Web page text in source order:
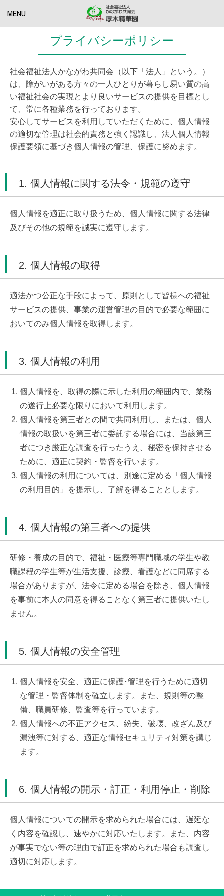
MENU
プライバシーポリシー
社会福祉法人かながわ共同会（以下「法人」という。）
は、障がいがある方々の一人ひとりが暮らし易い質の高
い福祉社会の実現とより良いサービスの提供を目標とし
て、常に各種業務を行っております。
安心してサービスを利用していただくために、個人情報
の適切な管理は社会的責務と強く認識し、法人個人情報
保護要領に基づき個人情報の管理、保護に努めます。
1. 個人情報に関する法令・規範の遵守
個人情報を適正に取り扱うため、個人情報に関する法律
及びその他の規範を誠実に遵守します。
2. 個人情報の取得
適法かつ公正な手段によって、原則として皆様への福祉
サービスの提供、事業の運営管理の目的で必要な範囲に
おいてのみ個人情報を取得します。
3. 個人情報の利用
個人情報を、取得の際に示した利用の範囲内で、業務
の遂行上必要な限りにおいて利用します。
個人情報を第三者との間で共同利用し、または、個人
情報の取扱いを第三者に委託する場合には、当該第三
者につき厳正な調査を行ったうえ、秘密を保持させる
ために、適正に契約・監督を行います。
個人情報の利用については、別途に定める「個人情報
の利用目的」を提示し、了解を得ることとします。
4. 個人情報の第三者への提供
研修・養成の目的で、福祉・医療等専門職域の学生や教
職課程の学生等が生活支援、診療、看護などに同席する
場合がありますが、法令に定める場合を除き、個人情報
を事前に本人の同意を得ることなく第三者に提供いたし
ません。
5. 個人情報の安全管理
個人情報を安全、適正に保護･管理を行うために適切
な管理・監督体制を確立します。また、規則等の整
備、職員研修、監査等を行っています。
個人情報への不正アクセス、紛失、破壊、改ざん及び
漏洩等に対する、適正な情報セキュリティ対策を講じ
ます。
6. 個人情報の開示・訂正・利用停止・削除
個人情報についての開示を求められた場合には、遅延な
く内容を確認し、速やかに対応いたします。また、内容
が事実でない等の理由で訂正を求められた場合も調査し
適切に対応します。